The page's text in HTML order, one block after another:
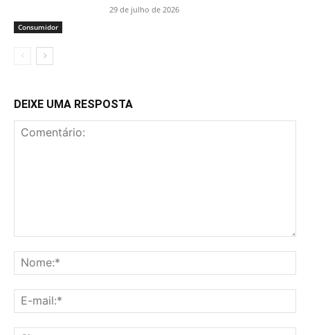
Consumidor
29 de julho de 2026
DEIXE UMA RESPOSTA